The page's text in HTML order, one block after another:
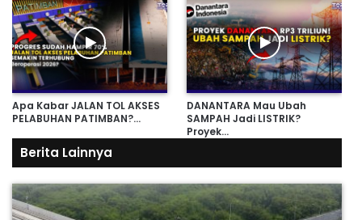
Apa Kabar JALAN TOL AKSES
PELABUHAN PATIMBAN?…
DANANTARA Mau Ubah
SAMPAH Jadi LISTRIK?
Proyek…
Berita Lainnya